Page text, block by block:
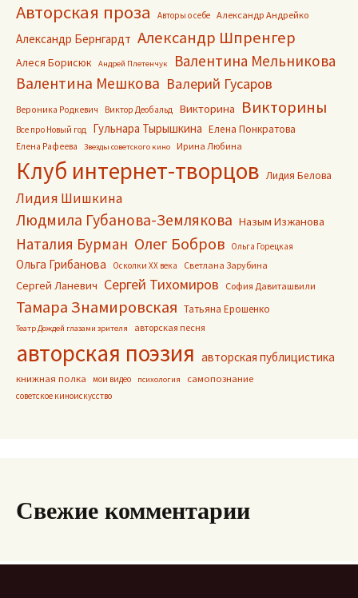
Авторская проза Авторы о себе Александр Андрейко
Александр Бернгардт Александр Шпренгер
Алеся Борисюк Андрей Плетенчук
Валентина Мельникова
Валентина Мешкова Валерий Гусаров
Вероника Родкевич Виктор Деобальд Викторина Викторины
Все про Новый год Гульнара Тырышкина Елена Понкратова
Елена Рафеева Звезды советского кино Ирина Любина
Клуб интернет-творцов Лидия Белова
Лидия Шишкина
Людмила Губанова-Землякова Назым Изжанова
Наталия Бурман Олег Бобров Ольга Горецкая
Ольга Грибанова Осколки ХХ века Светлана Зарубина
Сергей Ланевич Сергей Тихомиров София Давиташвили
Тамара Знамировская Татьяна Ерошенко
Театр Дождей глазами зрителя авторская песня
авторская поэзия авторская публицистика
книжная полка мои видео психология самопознание
советское киноискусство
Свежие комментарии